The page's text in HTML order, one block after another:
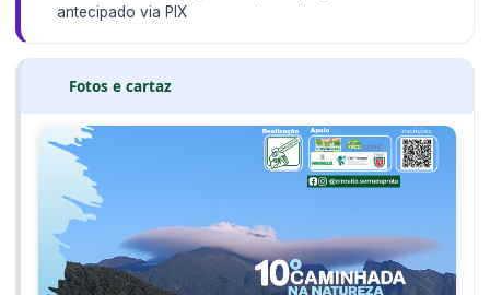
antecipado via PIX
Fotos e cartaz